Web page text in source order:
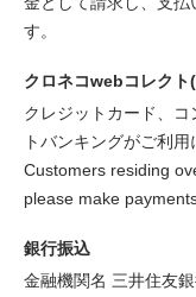
す。
クロネコwebコレクト
クレジットカード、
トバンキングがご利用
Customers residing
please make
銀行振込
金融機関名 三井住友